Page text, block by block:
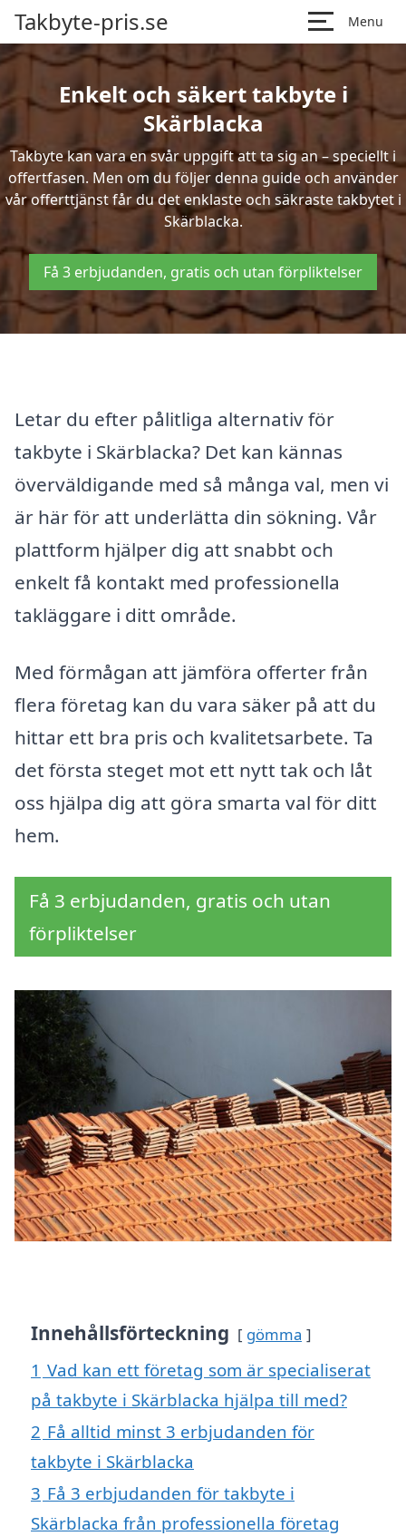
Takbyte-pris.se Menu
Enkelt och säkert takbyte i
Skärblacka
Takbyte kan vara en svår uppgift att ta sig an – speciellt i
offertfasen. Men om du följer denna guide och använder
vår offerttjänst får du det enklaste och säkraste takbytet i
Skärblacka.
Få 3 erbjudanden, gratis och utan förpliktelser
Letar du efter pålitliga alternativ för
takbyte i Skärblacka? Det kan kännas
överväldigande med så många val, men vi
är här för att underlätta din sökning. Vår
plattform hjälper dig att snabbt och
enkelt få kontakt med professionella
takläggare i ditt område.
Med förmågan att jämföra offerter från
flera företag kan du vara säker på att du
hittar ett bra pris och kvalitetsarbete. Ta
det första steget mot ett nytt tak och låt
oss hjälpa dig att göra smarta val för ditt
hem.
Få 3 erbjudanden, gratis och utan
förpliktelser
Innehållsförteckning gömma
1 Vad kan ett företag som är specialiserat
på takbyte i Skärblacka hjälpa till med?
2 Få alltid minst 3 erbjudanden för
takbyte i Skärblacka
3 Få 3 erbjudanden för takbyte i
Skärblacka från professionella företag